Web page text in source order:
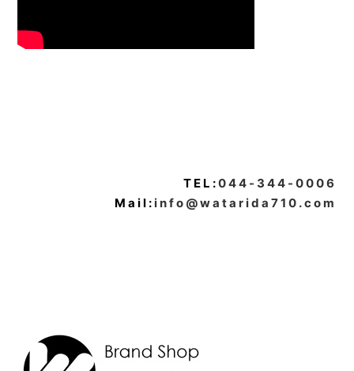
TEL:044-344-0006
Mail: info@watarida710.com